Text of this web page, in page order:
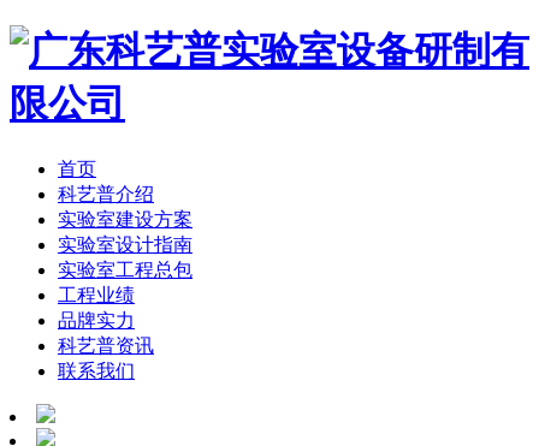
首页
科艺普介绍
实验室建设方案
实验室设计指南
实验室工程总包
工程业绩
品牌实力
科艺普资讯
联系我们